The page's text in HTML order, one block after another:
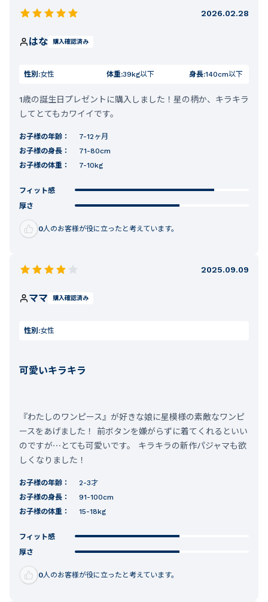
2026.02.28
はな 購入確認済み
性別:女性 体重:39kg以下 身長:140cm以下
1歳の誕生日プレゼントに購入しました！星の柄か、キラキラ
してとてもカワイイです。
お子様の年齢：
7-12ヶ月
お子様の身長：
71-80cm
お子様の体重：
7-10kg
フィット感
厚さ
0人のお客様が役に立ったと考えています。
2025.09.09
ママ 購入確認済み
性別:女性
可愛いキラキラ
『わたしのワンピース』が好きな娘に星模様の素敵なワンピ
ースをあげました！ 前ボタンを嫌がらずに着てくれるといい
のですが⋯とても可愛いです。 キラキラの新作パジャマも欲
しくなりました！
お子様の年齢：
2-3才
お子様の身長：
91-100cm
お子様の体重：
15-18kg
フィット感
厚さ
0人のお客様が役に立ったと考えています。